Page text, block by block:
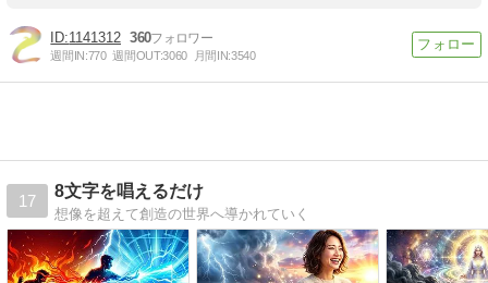
1141312 360
週間IN:770 週間OUT:3060 月間IN:3540
17
8文字を唱えるだけ
想像を超えて創造の世界へ導かれていく